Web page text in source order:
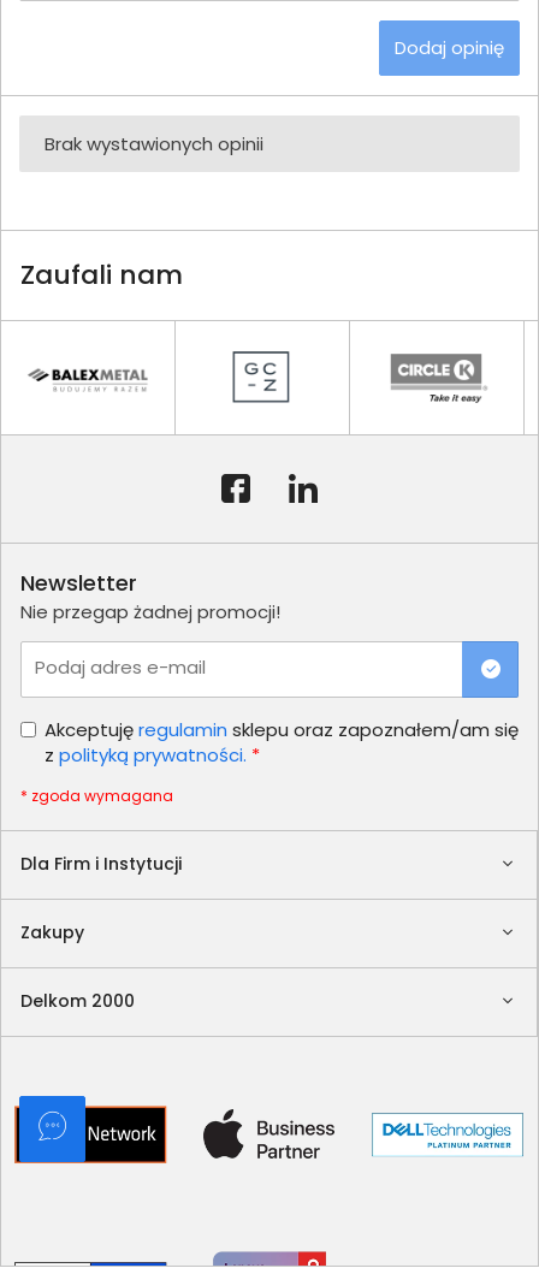
Dodaj opinię
Brak wystawionych opinii
Zaufali nam
Dla Firm i Instytucji
Zakupy
Delkom 2000
Newsletter
Nie przegap żadnej promocji!
Podaj adres e-mail
Akceptujęregulamin sklepu oraz zapoznałem/am się
z polityką prywatności. *
* zgoda wymagana